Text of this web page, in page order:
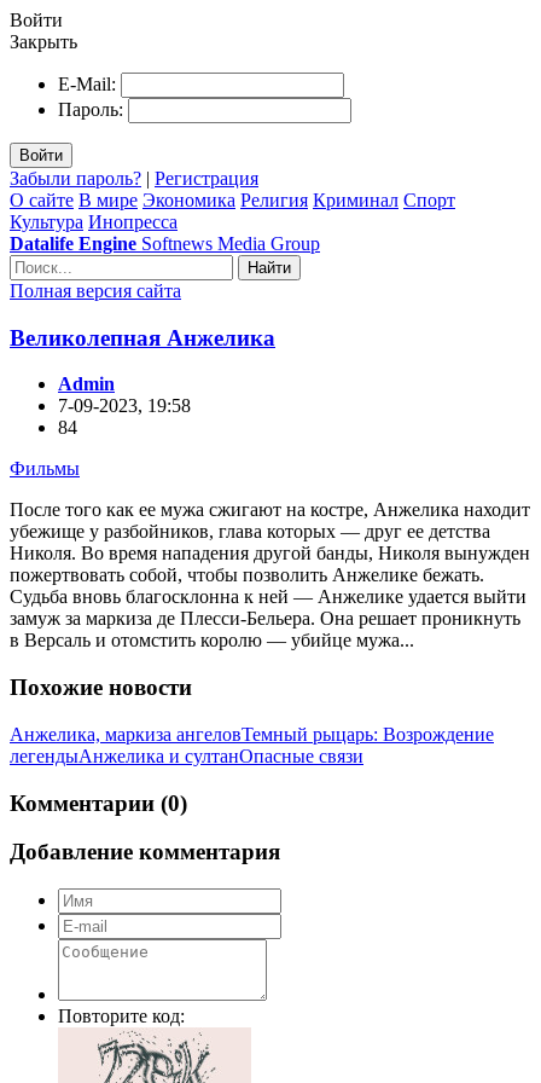
Войти
Закрыть
E-Mail:
Пароль:
Войти
Забыли пароль? | Регистрация
О сайте В мире Экономика Религия Криминал Спорт
Культура Инопресса
Datalife Engine Softnews Media Group
Найти
Полная версия сайта
Великолепная Анжелика
Admin
7-09-2023, 19:58
84
Фильмы
После того как ее мужа сжигают на костре, Анжелика находит
убежище у разбойников, глава которых — друг ее детства
Николя. Во время нападения другой банды, Николя вынужден
пожертвовать собой, чтобы позволить Анжелике бежать.
Судьба вновь благосклонна к ней — Анжелике удается выйти
замуж за маркиза де Плесси-Бельера. Она решает проникнуть
в Версаль и отомстить королю — убийце мужа...
Похожие новости
Анжелика, маркиза ангеловТемный рыцарь: Возрождение
легендыАнжелика и султанОпасные связи
Комментарии (0)
Добавление комментария
Повторите код: